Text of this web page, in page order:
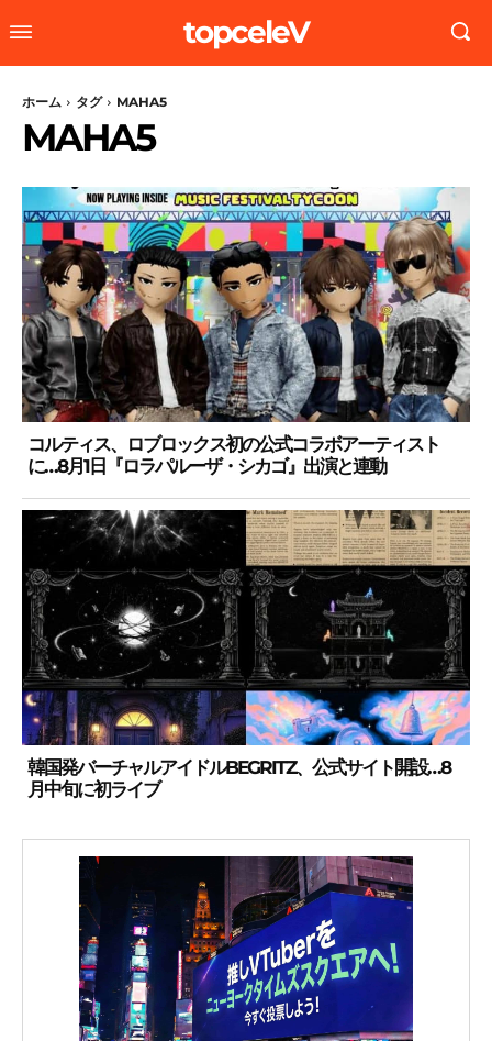
topceleV
ホーム タグ MAHA5
MAHA5
コルティス、ロブロックス初の公式コラボアーティスト
に…8月1日『ロラパルーザ・シカゴ』出演と連動
韓国発バーチャルアイドルBEGRITZ、公式サイト開設…8
月中旬に初ライブ